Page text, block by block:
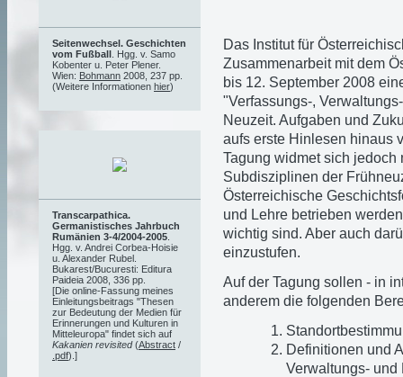
Das Institut für
Zusammenarbeit mit dem
bis 12. September 2008
"Verfassungs-,
Neuzeit. Aufgaben und
aufs erste Hinlesen hinaus
Tagung widmet sich
Subdisziplinen der
Österreichische
und Lehre betrieben
wichtig sind. Aber auch
einzustufen.
Auf der Tagung sollen - in
anderem die folgenden
Definitionen und
Verwaltungs-
Seitenwechsel. Geschichten
vom Fußball . Hgg. v. Samo
Kobenter u. Peter Plener.
Wien: Bohmann 2008, 237 pp.
(Weitere Informationen hier)
Transcarpathica.
Germanistisches Jahrbuch
Rumänien 3-4/2004-2005
Hgg. v. Andrei Corbea-Hoisie
u. Alexander Rubel.
Bukarest/Bucuresti: Editura
Paideia 2008, 336 pp.
[Die online-Fassung meines
Einleitungsbeitrags "Thesen
zur Bedeutung der Medien für
Erinnerungen und Kulturen in
Mitteleuropa" findet sich auf
Kakanien revisited(Abstract /
.pdf).]